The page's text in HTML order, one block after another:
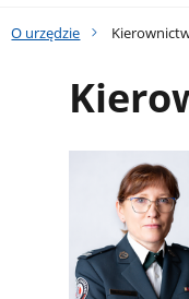
O urzędzie